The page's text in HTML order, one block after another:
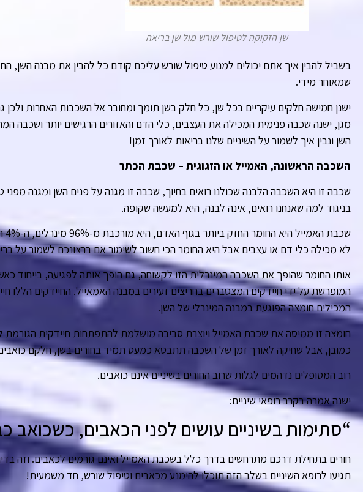
שן הזקוקה לטיפול שורש מול שן בריאה
בשביל להבין איך אתם יכולים למנוע טיפול שורש עליכם קודם כל להבין את מבנה השן,
שמאוחר מידי.
ישנן חמישה חלקים עיקריים בכל שן, כל חלק בשן תומך ומחובר אל השכבות האחרות
מגן, ישנה שכבה פנימית המכילה את העצבים, כלי הדם והאזורים הרגישים יותר
השן ונבין איך לשמור על השיניים שלנו בריאות לאורך זמן!
השכבה הראשונה, האמייל או הזגוגית – שכבת הכתר
שכבה זו היא השכבה הלבנה שכולנו רואים בחיוך, שכבה זו מגנה על פנים השן ומגנה
בניגוד למה שאנחנו רואים, אינה לבנה, היא למעשה שקופה.
לא מכילה כלי דם או עצבים אבל היא החומר הכי חשוב לשימור אם ברצונכם לשמור על
אותו החומר שהופך את השכבה המינרלית הזו לקשוחה, גם הופך אותה לפגיעה, בייחוד
המופרשת על ידי חיידקים המצטברים בחריצים זעירים במבנה האמאייל. החיידקים הללו
המכילים חומצה הפוגעת במבנה המינרלי של השן.
חומצה זו ממיסה את שכבת האמייל ויוצרת סביבה מושלמת להתפתחות חיידקית הגורמת
כמובן, אבל שחיקה לאורך זמן של השכבה תתבטא כמעט תמיד בחורים בשן, חלקם
רוב המטופלים נדהמים לגלות שרוב החורים בשיניים אינם כואבים.
ישנה אמרה בקרב רופאי שיניים:
“סתימות בשיניים עושים לפני הכאבים, כשכואב
חורים בתחילת דרכם מתרחשים בדרך כלל בשכבת האמייל ואינם גורמים לכאבים. וזה
תגיעו לרופא השיניים בשלב הזה תוכלו להימנע מכאבים וטיפול שורש, חד משמעית!